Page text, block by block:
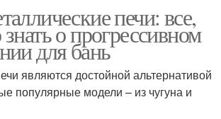
печи: все,
о прогрессивном
для бань
являются достойной альтернативой
популярные модели – из чугуна и